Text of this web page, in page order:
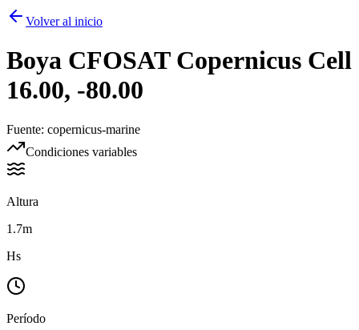
Volver al inicio
Boya CFOSAT Copernicus Cell
16.00, -80.00
Fuente: copernicus-marine
Condiciones variables
Altura
1.7m
Hs
Período